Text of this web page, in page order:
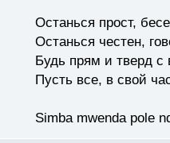
Останься прост,
Останься честен,
Будь прям и тверд с
Пусть все, в свой
Simba mwenda pole